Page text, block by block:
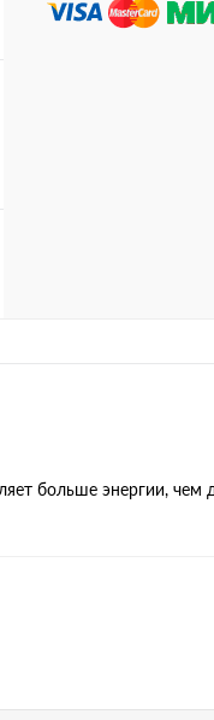
больше энергии, чем